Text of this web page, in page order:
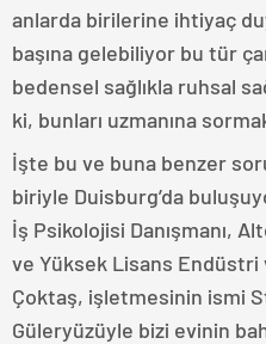
anlarda birilerine ihtiyaç
başına gelebiliyor bu tür
bedensel sağlıkla ruhsal
ki, bunları uzmanına
İşte bu ve buna benzer
biriyle Duisburg’da
İş Psikolojisi Danışmanı,
ve Yüksek Lisans
Çoktaş, işletmesinin ismi
Güleryüzüyle bizi evinin